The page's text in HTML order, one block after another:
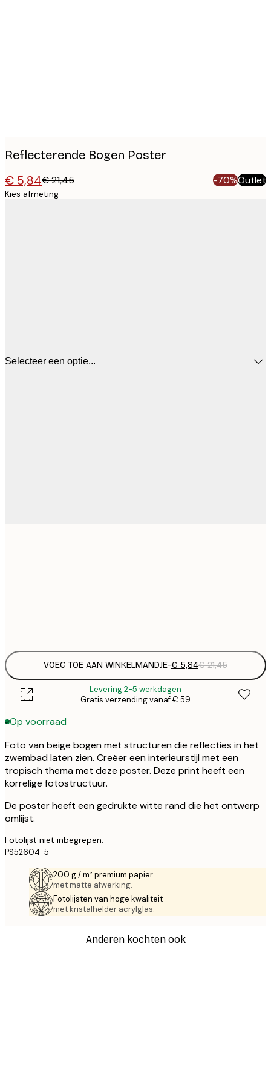
Reflecterende Bogen Poster
€ 5,84€ 21,45 -70%Outlet
Kies afmeting
Selecteer een optie...
VOEG TOE AAN WINKELMANDJE-€ 5,84€ 21,45
Levering 2-5 werkdagen
Gratis verzending vanaf € 59
Op voorraad
Foto van beige bogen met structuren die reflecties in het
zwembad laten zien. Creëer een interieurstijl met een
tropisch thema met deze poster. Deze print heeft een
korrelige fotostructuur.
De poster heeft een gedrukte witte rand die het ontwerp
omlijst.
Fotolijst niet inbegrepen.
PS52604-5
200 g / m² premium papier
met matte afwerking.
Fotolijsten van hoge kwaliteit
met kristalhelder acrylglas.
Anderen kochten ook